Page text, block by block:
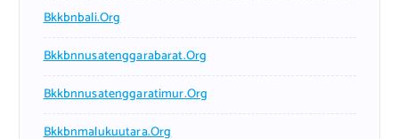
Bkkbnbali.org
Bkkbnnusatenggarabarat.org
Bkkbnnusatenggaratimur.org
Bkkbnmalukuutara.org